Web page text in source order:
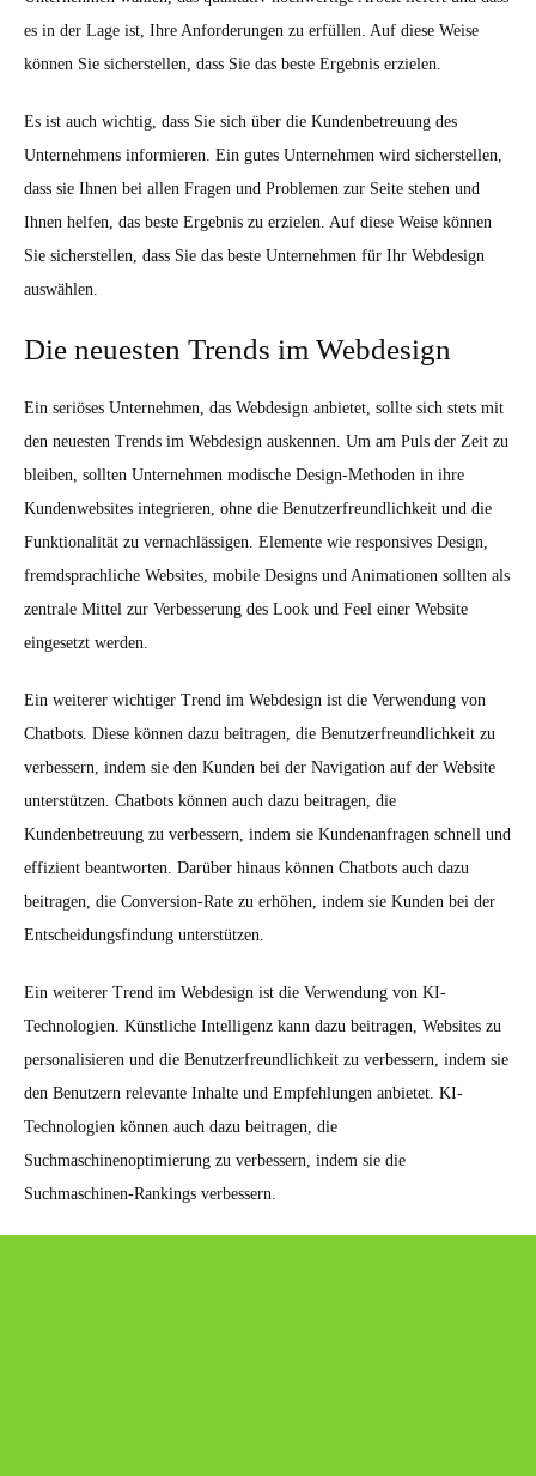
es in der Lage ist, Ihre Anforderungen zu erfüllen. Auf diese Weise
können Sie sicherstellen, dass Sie das beste Ergebnis erzielen.
Es ist auch wichtig, dass Sie sich über die Kundenbetreuung des
Unternehmens informieren. Ein gutes Unternehmen wird sicherstellen,
dass sie Ihnen bei allen Fragen und Problemen zur Seite stehen und
Ihnen helfen, das beste Ergebnis zu erzielen. Auf diese Weise können
Sie sicherstellen, dass Sie das beste Unternehmen für Ihr Webdesign
auswählen.
Die neuesten Trends im Webdesign
Ein seriöses Unternehmen, das Webdesign anbietet, sollte sich stets mit
den neuesten Trends im Webdesign auskennen. Um am Puls der Zeit zu
bleiben, sollten Unternehmen modische Design-Methoden in ihre
Kundenwebsites integrieren, ohne die Benutzerfreundlichkeit und die
Funktionalität zu vernachlässigen. Elemente wie responsives Design,
fremdsprachliche Websites, mobile Designs und Animationen sollten als
zentrale Mittel zur Verbesserung des Look und Feel einer Website
eingesetzt werden.
Ein weiterer wichtiger Trend im Webdesign ist die Verwendung von
Chatbots. Diese können dazu beitragen, die Benutzerfreundlichkeit zu
verbessern, indem sie den Kunden bei der Navigation auf der Website
unterstützen. Chatbots können auch dazu beitragen, die
Kundenbetreuung zu verbessern, indem sie Kundenanfragen schnell und
effizient beantworten. Darüber hinaus können Chatbots auch dazu
beitragen, die Conversion-Rate zu erhöhen, indem sie Kunden bei der
Entscheidungsfindung unterstützen.
Ein weiterer Trend im Webdesign ist die Verwendung von KI-
Technologien. Künstliche Intelligenz kann dazu beitragen, Websites zu
personalisieren und die Benutzerfreundlichkeit zu verbessern, indem sie
den Benutzern relevante Inhalte und Empfehlungen anbietet. KI-
Technologien können auch dazu beitragen, die
Suchmaschinenoptimierung zu verbessern, indem sie die
Suchmaschinen-Rankings verbessern.